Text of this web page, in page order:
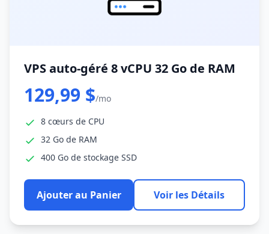
VPS auto-géré 8 vCPU 32 Go de RAM
129,99 $/mo
8 cœurs de CPU
32 Go de RAM
400 Go de stockage SSD
Ajouter au Panier Voir les Détails